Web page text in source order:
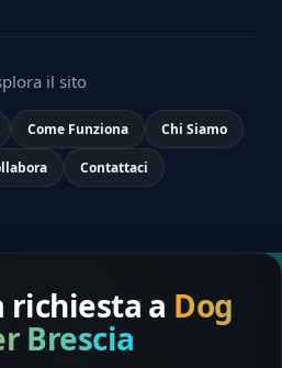
il sito
Come Funziona Chi Siamo
Contattaci
richiesta a Dog
Brescia